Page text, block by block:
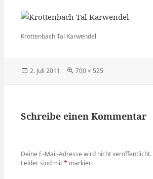
Krottenbach Tal Karwendel
Veröffentlicht
2. Juli 2011
Volle
700 × 525
Schreibe einen Kommentar
Deine E-Mail-Adresse wird nicht veröffentlicht.
Felder sind mit* markiert